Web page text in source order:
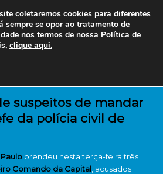
suspeitos de mandar
da polícia civil de
prendeu nesta terça-feira três
Comando da Capital, acusados
coletaremos cookies para diferentes
sempre se opor ao tratamento de
nos termos de nossa Política de
clique aqui.